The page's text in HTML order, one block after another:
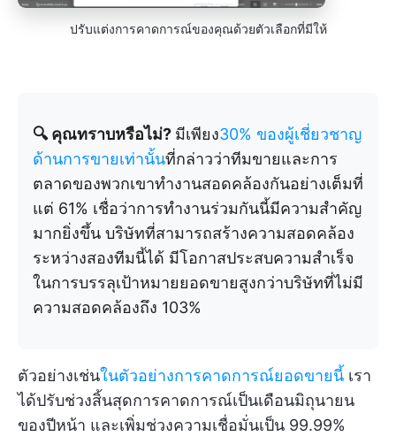
ปรับแต่งการคาดการณ์ของคุณด้วยตัวเลือกที่มีให้
🔍 คุณทราบหรือไม่? มีเพียง30% ของผู้เชี่ยวชาญ
ด้านการขายเท่านั้นที่กล่าวว่าทีมขายและการ
ตลาดของพวกเขาทำงานสอดคล้องกันอย่างเต็มที่
แต่ 61% เชื่อว่าการทำงานร่วมกันนี้มีความสำคัญ
มากยิ่งขึ้น บริษัทที่สามารถสร้างความสอดคล้อง
ระหว่างสองทีมนี้ได้ มีโอกาสประสบความสำเร็จ
ในการบรรลุเป้าหมายยอดขายสูงกว่าบริษัทที่ไม่มี
ความสอดคล้องถึง 103%
ตัวอย่างเช่นในตัวอย่างการคาดการณ์ยอดขายนี้ เรา
ได้ปรับช่วงสิ้นสุดการคาดการณ์เป็นเดือนมิถุนายน
ของปีหน้า และเพิ่มช่วงความเชื่อมั่นเป็น 99.99%